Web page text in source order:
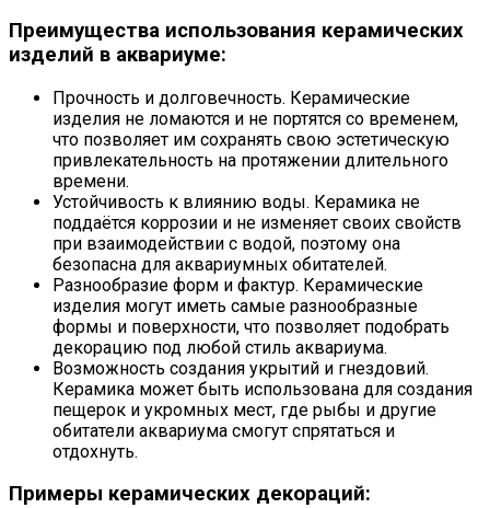
Преимущества использования керамических
изделий в аквариуме:
Прочность и долговечность. Керамические
изделия не ломаются и не портятся со временем,
что позволяет им сохранять свою эстетическую
привлекательность на протяжении длительного
времени.
Устойчивость к влиянию воды. Керамика не
поддаётся коррозии и не изменяет своих свойств
при взаимодействии с водой, поэтому она
безопасна для аквариумных обитателей.
Разнообразие форм и фактур. Керамические
изделия могут иметь самые разнообразные
формы и поверхности, что позволяет подобрать
декорацию под любой стиль аквариума.
Возможность создания укрытий и гнездовий.
Керамика может быть использована для создания
пещерок и укромных мест, где рыбы и другие
обитатели аквариума смогут спрятаться и
отдохнуть.
Примеры керамических декораций: